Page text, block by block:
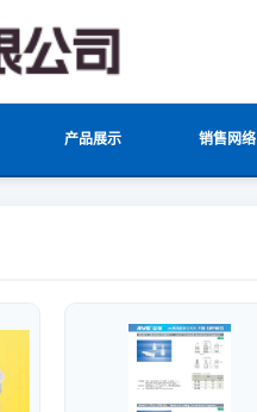
产品展示 销售网络